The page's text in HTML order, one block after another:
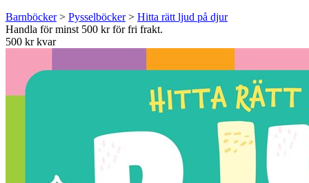
Barnböcker> Pysselböcker> Hitta rätt ljud på djur
Handla för minst 500 kr för fri frakt.
500 kr kvar